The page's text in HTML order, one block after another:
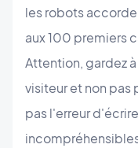
les robots
aux 100 premiers
Attention, gardez
visiteur et non pas
pas l'erreur